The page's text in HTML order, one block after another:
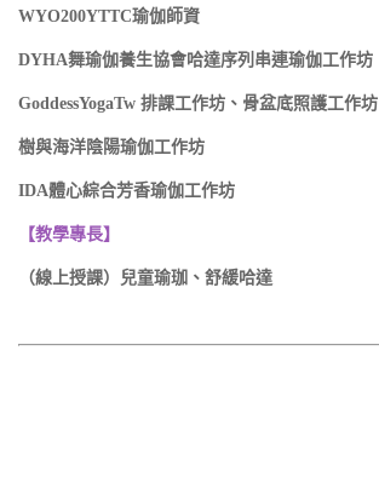
WYO200YTTC瑜伽師資
DYHA舞瑜伽養生協會哈達序列串連瑜伽工作坊
GoddessYogaTw 排課工作坊、骨盆底照護工作坊
樹與海洋陰陽瑜伽工作坊
IDA體心綜合芳香瑜伽工作坊
【教學專長】
（線上授課）兒童瑜珈、舒緩哈達